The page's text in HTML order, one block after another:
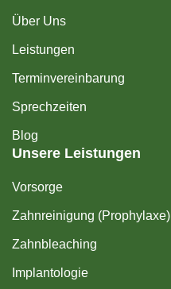
Über Uns
Leistungen
Terminvereinbarung
Sprechzeiten
Blog
Unsere Leistungen
Vorsorge
Zahnreinigung (Prophylaxe)
Zahnbleaching
Implantologie